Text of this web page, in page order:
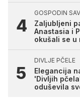
GOSPODIN
Zaljubljeni
Anastasia i
okušali se u
DIVLJE PČELE
Elegancija
'Divljih
oduševila